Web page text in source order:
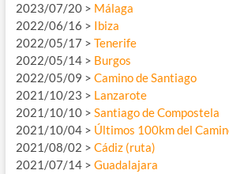
2023/07/20 > Málaga
2022/06/16 > Ibiza
2022/05/17 > Tenerife
2022/05/14 > Burgos
2022/05/09 > Camino de Santiago
2021/10/23 > Lanzarote
2021/10/10 > Santiago de Compostela
2021/10/04 > Últimos 100km del
2021/08/02 > Cádiz (ruta)
2021/07/14 > Guadalajara